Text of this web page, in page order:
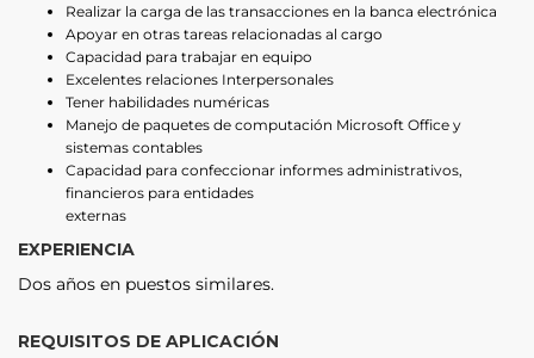
Realizar la carga de las transacciones en la banca electrónica
Apoyar en otras tareas relacionadas al cargo
Capacidad para trabajar en equipo
Excelentes relaciones Interpersonales
Tener habilidades numéricas
Manejo de paquetes de computación Microsoft Office y
sistemas contables
Capacidad para confeccionar informes administrativos,
financieros para entidades
externas
EXPERIENCIA
Dos años en puestos similares.
REQUISITOS DE APLICACIÓN